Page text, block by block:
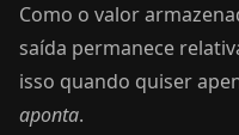
Como o valor
saída permanece
isso quando quiser
aponta.